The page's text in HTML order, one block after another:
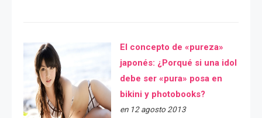
El concepto de «pureza»
japonés: ¿Porqué si una idol
debe ser «pura» posa en
bikini y photobooks?
en 12 agosto 2013